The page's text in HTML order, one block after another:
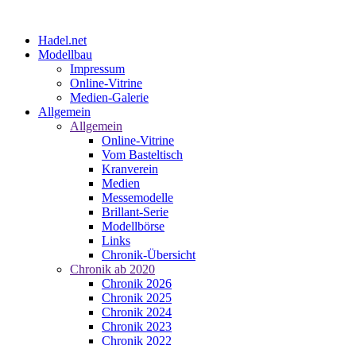
Hadel.net
Modellbau
Impressum
Online-Vitrine
Medien-Galerie
Allgemein
Allgemein
Online-Vitrine
Vom Basteltisch
Kranverein
Medien
Messemodelle
Brillant-Serie
Modellbörse
Links
Chronik-Übersicht
Chronik ab 2020
Chronik 2026
Chronik 2025
Chronik 2024
Chronik 2023
Chronik 2022